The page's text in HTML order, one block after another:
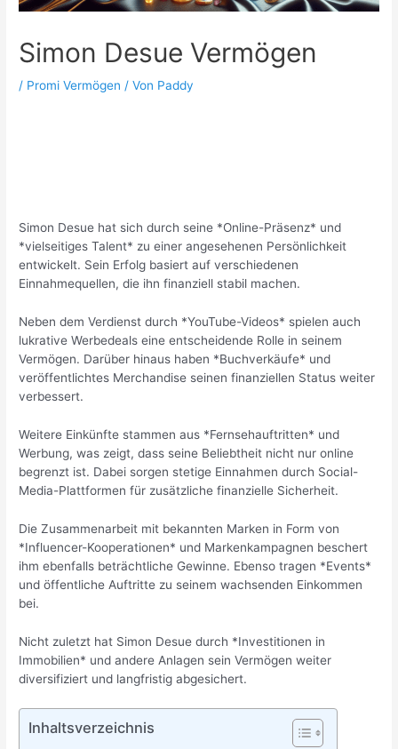
Simon Desue Vermögen
/ Promi Vermögen / Von Paddy
Simon Desue hat sich durch seine *Online-Präsenz* und
*vielseitiges Talent* zu einer angesehenen Persönlichkeit
entwickelt. Sein Erfolg basiert auf verschiedenen
Einnahmequellen, die ihn finanziell stabil machen.
Neben dem Verdienst durch *YouTube-Videos* spielen auch
lukrative Werbedeals eine entscheidende Rolle in seinem
Vermögen. Darüber hinaus haben *Buchverkäufe* und
veröffentlichtes Merchandise seinen finanziellen Status weiter
verbessert.
Weitere Einkünfte stammen aus *Fernsehauftritten* und
Werbung, was zeigt, dass seine Beliebtheit nicht nur online
begrenzt ist. Dabei sorgen stetige Einnahmen durch Social-
Media-Plattformen für zusätzliche finanzielle Sicherheit.
Die Zusammenarbeit mit bekannten Marken in Form von
*Influencer-Kooperationen* und Markenkampagnen beschert
ihm ebenfalls beträchtliche Gewinne. Ebenso tragen *Events*
und öffentliche Auftritte zu seinem wachsenden Einkommen
bei.
Nicht zuletzt hat Simon Desue durch *Investitionen in
Immobilien* und andere Anlagen sein Vermögen weiter
diversifiziert und langfristig abgesichert.
Inhaltsverzeichnis